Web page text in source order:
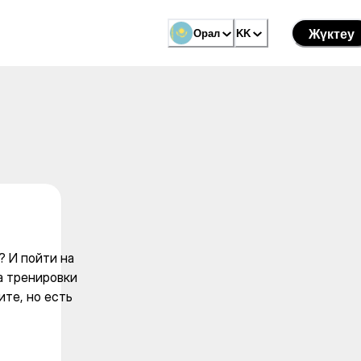
Орал KK Жүктеу
Орал KK Жүктеу
И пойти на
И пойти на
тренировки
но есть